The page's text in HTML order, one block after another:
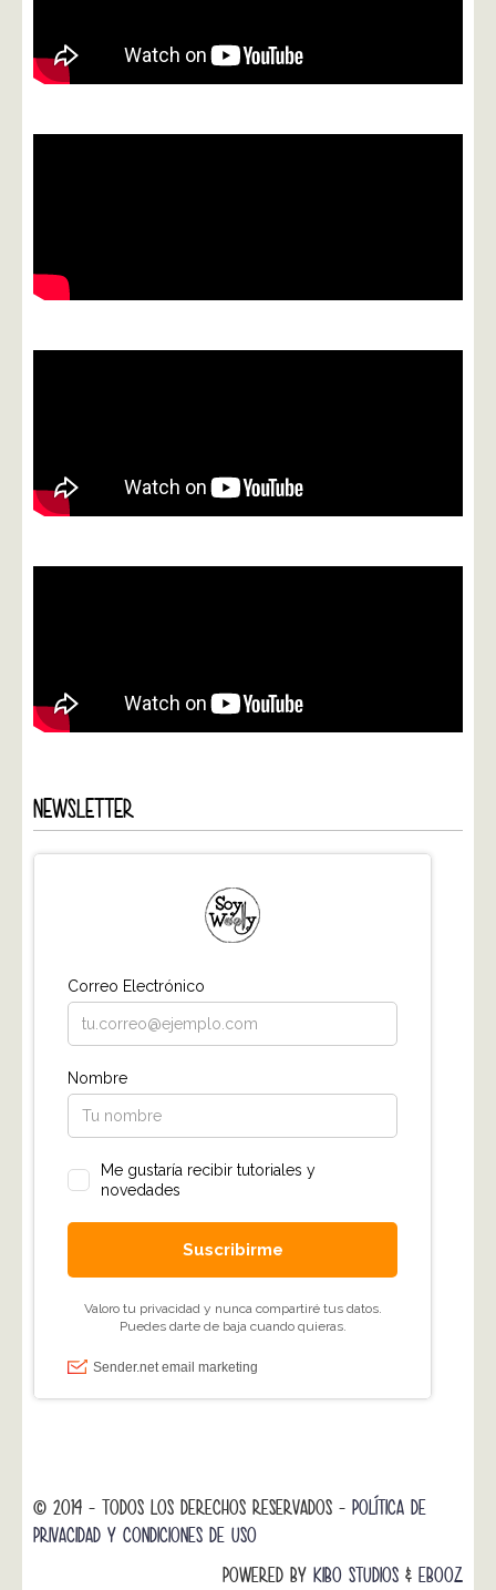
NEWSLETTER
© 2014 - TODOS LOS DERECHOS RESERVADOS - POLÍTICA DE
PRIVACIDAD Y CONDICIONES DE USO
POWERED BY KIBO STUDIOS & EBOOZ